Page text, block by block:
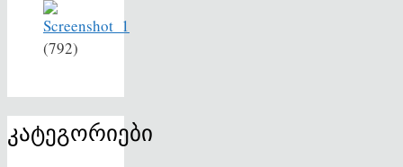
(792)
კატეგორიები